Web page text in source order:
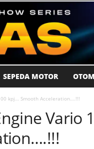
SEPEDA MOTOR
kpj… Smooth Acceleration….!!!
Vario